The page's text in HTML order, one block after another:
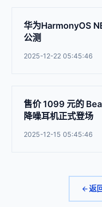
华为HarmonyOS
公测
2025-12-22 05:45:46
售价 1099 元的
降噪耳机正式登场
2025-12-15 05:45:46
返